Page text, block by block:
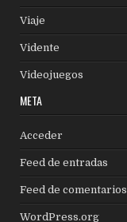
Viaje
Vidente
Videojuegos
META
Acceder
Feed de entradas
Feed de comentarios
WordPress.org